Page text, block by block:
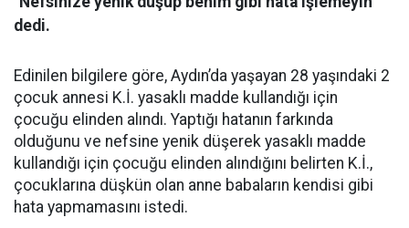
dedi.
Edinilen bilgilere göre, Aydın’da yaşayan 28 yaşındaki 2
çocuk annesi K.İ. yasaklı madde kullandığı için
çocuğu elinden alındı. Yaptığı hatanın farkında
olduğunu ve nefsine yenik düşerek yasaklı madde
kullandığı için çocuğu elinden alındığını belirten K.İ.,
çocuklarına düşkün olan anne babaların kendisi gibi
hata yapmamasını istedi.